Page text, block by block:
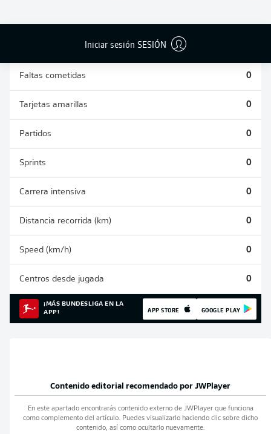
Iniciar sesión SESIÓN
Faltas cometidas 0
Tarjetas amarillas 0
Partidos 0
Sprints 0
Carrera intensiva 0
Distancia recorrida (km) 0
Speed (km/h) 0
Centros desde jugada 0
¡MÁS BUNDESLIGA EN LA
APP!
APP STORE GOOGLE PLAY
Contenido editorial recomendado por JWPlayer
En este apartado encontrarás contenido externo de JWPlayerque funciona
como complemento del artículo. Puedes visualizarlo haciendo clic sobre dicho
contenido, así como ocultarlo nuevamente.